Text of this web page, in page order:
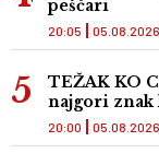
peščari
20:05 05.08.2026
TEŽAK KO
najgori znak
20:00 05.08.2026